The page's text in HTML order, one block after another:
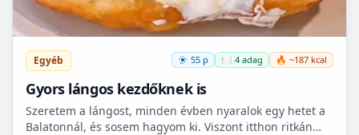
Egyéb 55 p 🍽️ 4 adag 🔥 ~187 kcal
Gyors lángos kezdőknek is
Szeretem a lángost, minden évben nyaralok egy hetet a
Balatonnál, és sosem hagyom ki. Viszont itthon ritkán